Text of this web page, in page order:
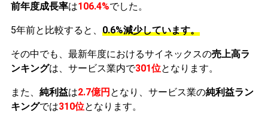
前年度成長率は106.4%でした。
5年前と比較すると、 0.6%減少しています。
その中でも、最新年度におけるサイネックスの売上高ラ
ンキングは、サービス業内で301位となります。
また、 純利益は2.7億円 となり、サービス業の純利益ラン
キングでは310位となります。